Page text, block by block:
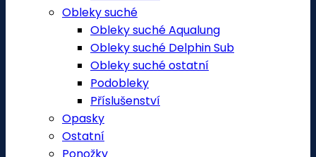
Obleky suché
Obleky suché Aqualung
Obleky suché Delphin Sub
Obleky suché ostatní
Podobleky
Příslušenství
Opasky
Ostatní
Ponožky